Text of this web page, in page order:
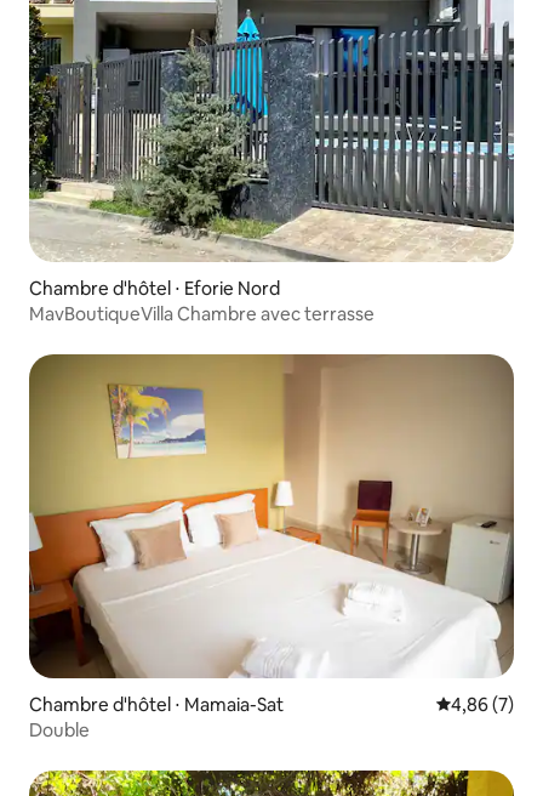
Chambre d'hôtel ⋅ Eforie Nord
MavBoutiqueVilla Chambre avec terrasse
Chambre d'hôtel ⋅ Mamaia-Sat Évaluation
4,86 (7)
Double